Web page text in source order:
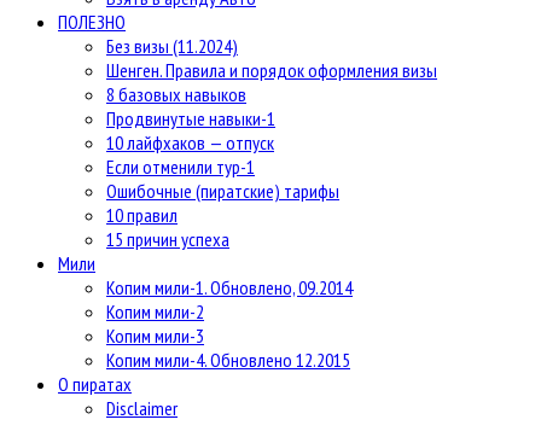
ПОЛЕЗНО
Без визы (11.2024)
Шенген. Правила и порядок оформления визы
8 базовых навыков
Продвинутые навыки-1
10 лайфхаков — отпуск
Если отменили тур-1
Ошибочные (пиратские) тарифы
10 правил
15 причин успеха
Мили
Копим мили-1. Обновлено, 09.2014
Копим мили-2
Копим мили-3
Копим мили-4. Обновлено 12.2015
О пиратах
Disclaimer